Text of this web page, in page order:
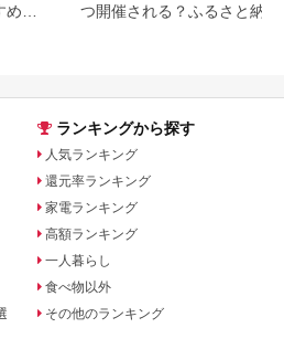
ラ
つ開催される？ふるさと納税
ランキングから探す
人気ランキング
還元率ランキング
家電ランキング
高額ランキング
一人暮らし
食べ物以外
その他のランキング